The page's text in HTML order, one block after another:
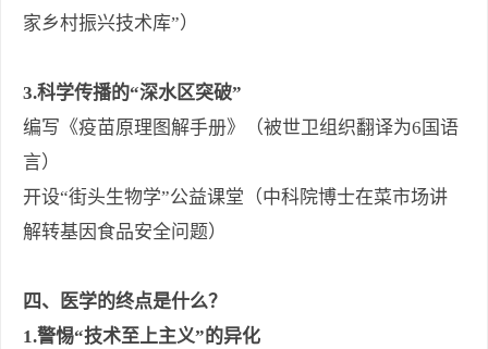
家乡村振兴技术库”）
3.科学传播的“深水区突破”
编写《疫苗原理图解手册》（被世卫组织翻译为6国语
言）
开设“街头生物学”公益课堂（中科院博士在菜市场讲
解转基因食品安全问题）
四、医学的终点是什么？
1.警惕“技术至上主义”的异化